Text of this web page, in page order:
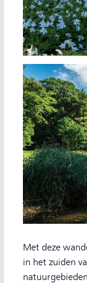
Met deze
in het zuiden